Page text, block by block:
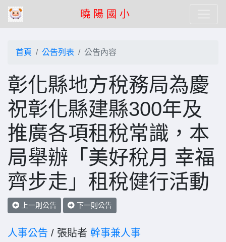
曉 陽 國 小
首頁 公告列表 公告內容
彰化縣地方稅務局為慶
祝彰化縣建縣300年及
推廣各項租稅常識，本
局舉辦「美好稅月 幸福
齊步走」租稅健行活動
上一則公告 下一則公告
人事公告 / 張貼者 幹事兼人事